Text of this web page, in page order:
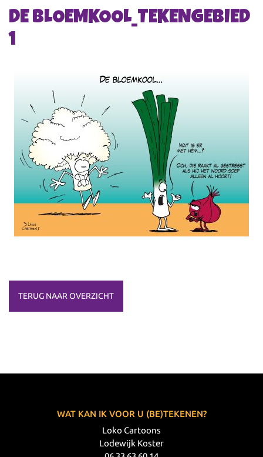
DE BLOEMKOOL_TEKENGEBIED
1
TERUG NAAR OVERZICHT
WAT KAN IK VOOR U (BE)TEKENEN?
Loko Cartoons
Lodewijk Koster